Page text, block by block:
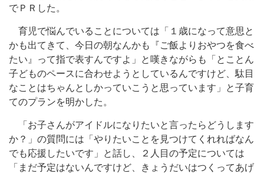
でＰＲした。
育児で悩んでいることについては「１歳になって意思と
かも出てきて、今日の朝なんかも『ご飯よりおやつを食べ
たい』って指で表すんですよ」と嘆きながらも「とことん
子どものペースに合わせようとしているんですけど、駄目
なことはちゃんとしかっていこうと思っています」と子育
てのプランを明かした。
「お子さんがアイドルになりたいと言ったらどうします
か？」の質問には「やりたいことを見つけてくれればなん
でも応援したいです」と話し、２人目の予定については
「まだ予定はないんですけど、きょうだいはつくってあげ